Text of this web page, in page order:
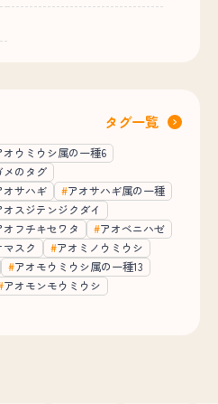
タグ一覧
オウミウシ属の一種6
メのタグ
オサハギ
アオサハギ属の一種
オスジテンジクダイ
オフチキセワタ
アオベニハゼ
マスク
アオミノウミウシ
アオモウミウシ属の一種13
アオモンモウミウシ